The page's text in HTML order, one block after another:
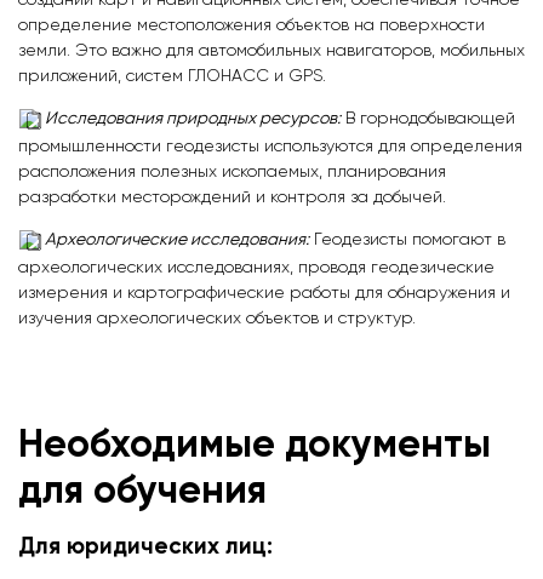
определение местоположения объектов на поверхности
земли. Это важно для автомобильных навигаторов, мобильных
приложений, систем ГЛОНАСС и GPS.
Исследования природных ресурсов:В горнодобывающей
промышленности геодезисты используются для определения
расположения полезных ископаемых, планирования
разработки месторождений и контроля за добычей.
Археологические исследования:Геодезисты помогают в
археологических исследованиях, проводя геодезические
измерения и картографические работы для обнаружения и
изучения археологических объектов и структур.
Необходимые документы
для обучения
Для юридических лиц: